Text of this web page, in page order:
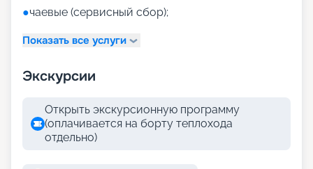
●чаевые (сервисный сбор);
Показать все услуги
Экскурсии
Открыть экскурсионную программу
(оплачивается на борту теплохода
отдельно)